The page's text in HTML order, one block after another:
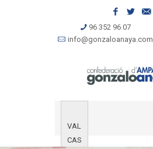
96 352 96 07
info@gonzaloanaya.com
VAL
CAS